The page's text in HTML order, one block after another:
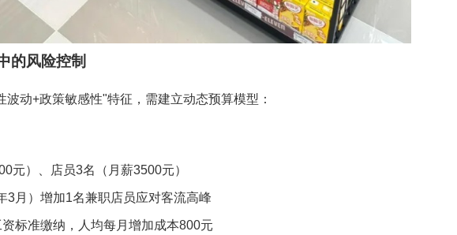
的风险控制
动+政策敏感性"特征，需建立动态预算模型：
元）、店员3名（月薪3500元）
3月）增加1名兼职店员应对客流高峰
资标准缴纳，人均每月增加成本800元